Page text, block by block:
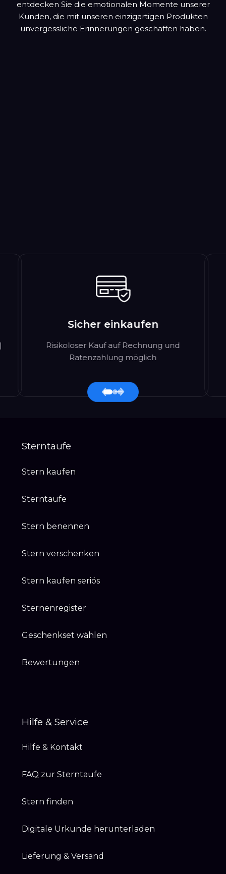
entdecken Sie die emotionalen Momente unserer
Kunden, die mit unseren einzigartigen Produkten
unvergessliche Erinnerungen geschaffen haben.
Sicher einkaufen
Risikoloser Kauf auf Rechnung und
Ratenzahlung möglich
Sterntaufe
Stern kaufen
Sterntaufe
Stern benennen
Stern verschenken
Stern kaufen seriös
Sternenregister
Geschenkset wählen
Bewertungen
Hilfe & Service
Hilfe & Kontakt
FAQ zur Sterntaufe
Stern finden
Digitale Urkunde herunterladen
Lieferung & Versand